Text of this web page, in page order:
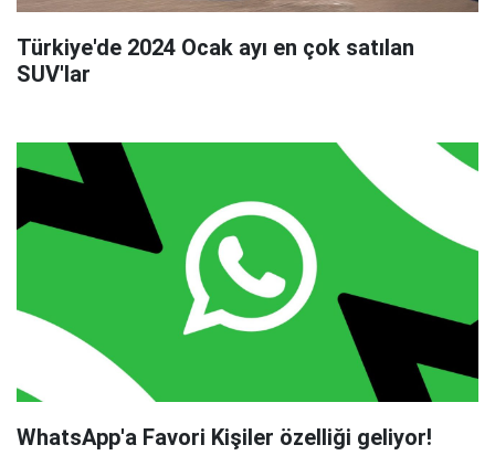
Türkiye'de 2024 Ocak ayı en çok satılan
SUV'lar
WhatsApp'a Favori Kişiler özelliği geliyor!